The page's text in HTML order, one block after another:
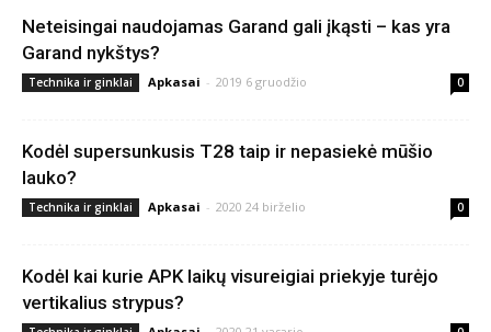
Neteisingai naudojamas Garand gali įkąsti – kas yra
Garand nykštys?
Technika ir ginklai Apkasai - 2019 6 gruodžio 0
Kodėl supersunkusis T28 taip ir nepasiekė mūšio
lauko?
Technika ir ginklai Apkasai - 2020 24 birželio 0
Kodėl kai kurie APK laikų visureigiai priekyje turėjo
vertikalius strypus?